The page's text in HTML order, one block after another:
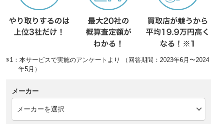
※1：本サービスで実施のアンケートより （回答期間：2023年6月〜2024
年5月）
メーカー